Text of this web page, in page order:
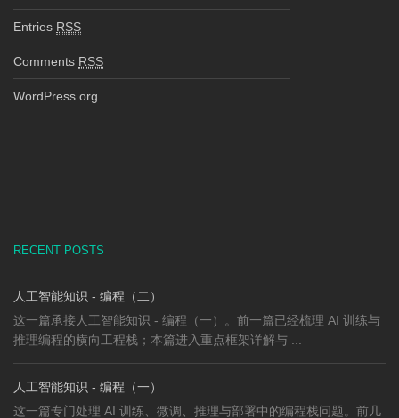
Entries RSS
Comments RSS
WordPress.org
RECENT POSTS
人工智能知识 - 编程（二）
这一篇承接人工智能知识 - 编程（一）。前一篇已经梳理 AI 训练与
推理编程的横向工程栈；本篇进入重点框架详解与 ...
人工智能知识 - 编程（一）
这一篇专门处理 AI 训练、微调、推理与部署中的编程栈问题。前几